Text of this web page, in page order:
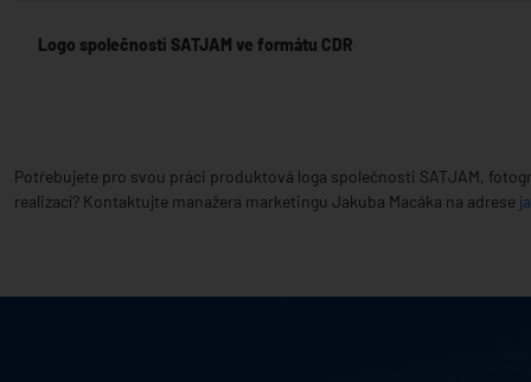
Logo společnosti SATJAM ve formátu CDR
Potřebujete pro svou práci produktová loga společnosti SATJAM,
realizací? Kontaktujte manažera marketingu Jakuba Macáka na adrese